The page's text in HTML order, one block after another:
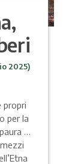
2025)
propri
per la
…